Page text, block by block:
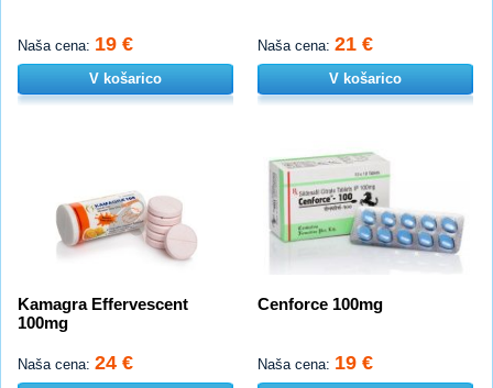
Naša cena: 19 €
V košarico
Naša cena: 21 €
V košarico
Kamagra Effervescent
100mg
Naša cena: 24 €
Cenforce 100mg
Naša cena: 19 €